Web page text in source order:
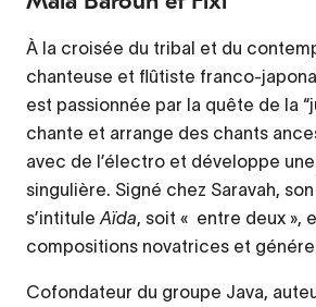
À la croisée du tribal et du
chanteuse et flûtiste franco-
est passionnée par la quête de la
chante et arrange des chants
avec de l’électro et développe
singulière. Signé chez Saravah,
s’intitule Aïda, soit « entre deux »,
compositions novatrices et
Cofondateur du groupe Java,